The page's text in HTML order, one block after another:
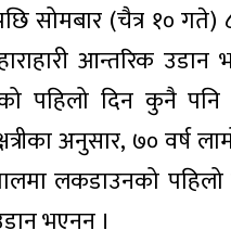
सोमबार (चैत्र १० गते) ८
आन्तरिक उडान
पहिलो दिन कुनै
अनुसार, ७० वर्ष
लकडाउनको
भएनन ।